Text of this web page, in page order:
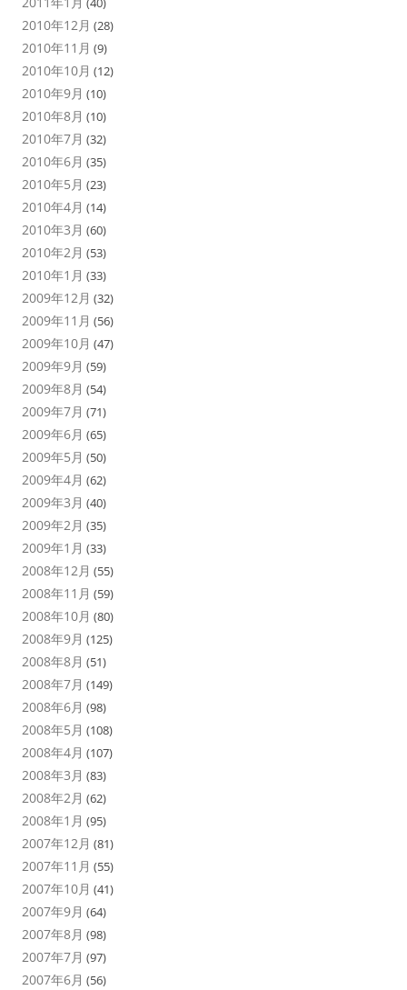
2010年12月 (28)
2010年11月 (9)
2010年10月 (12)
2010年9月 (10)
2010年8月 (10)
2010年7月 (32)
2010年6月 (35)
2010年5月 (23)
2010年4月 (14)
2010年3月 (60)
2010年2月 (53)
2010年1月 (33)
2009年12月 (32)
2009年11月 (56)
2009年10月 (47)
2009年9月 (59)
2009年8月 (54)
2009年7月 (71)
2009年6月 (65)
2009年5月 (50)
2009年4月 (62)
2009年3月 (40)
2009年2月 (35)
2009年1月 (33)
2008年12月 (55)
2008年11月 (59)
2008年10月 (80)
2008年9月 (125)
2008年8月 (51)
2008年7月 (149)
2008年6月 (98)
2008年5月 (108)
2008年4月 (107)
2008年3月 (83)
2008年2月 (62)
2008年1月 (95)
2007年12月 (81)
2007年11月 (55)
2007年10月 (41)
2007年9月 (64)
2007年8月 (98)
2007年7月 (97)
2007年6月 (56)